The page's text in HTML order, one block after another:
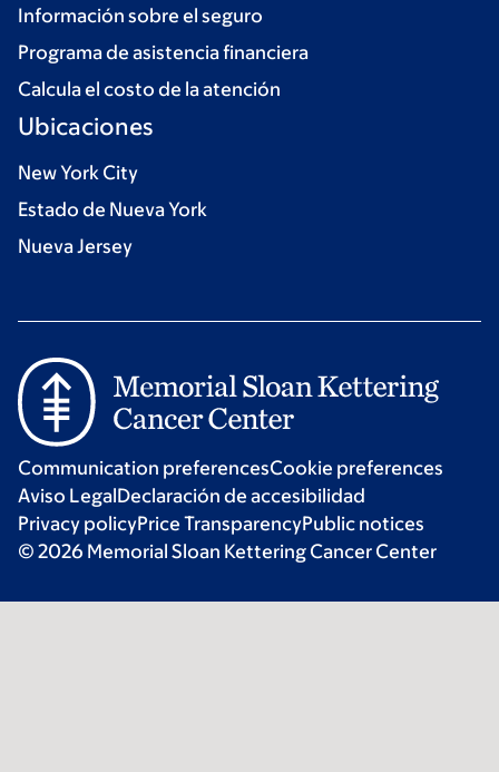
Información sobre el seguro
Programa de asistencia financiera
Calcula el costo de la atención
Ubicaciones
New York City
Estado de Nueva York
Nueva Jersey
Communication preferencesCookie preferences
Aviso LegalDeclaración de accesibilidad
Privacy policyPrice TransparencyPublic notices
© 2026 Memorial Sloan Kettering Cancer Center